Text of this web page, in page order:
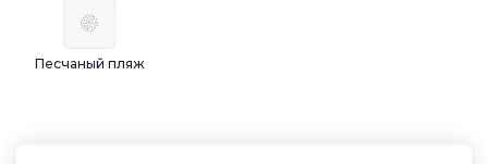
Песчаный пляж